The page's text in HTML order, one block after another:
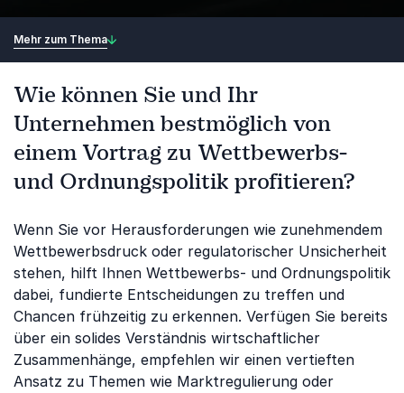
Mehr zum Thema
Wie können Sie und Ihr
Unternehmen bestmöglich von
einem Vortrag zu Wettbewerbs-
und Ordnungspolitik profitieren?
Wenn Sie vor Herausforderungen wie zunehmendem
Wettbewerbsdruck oder regulatorischer Unsicherheit
stehen, hilft Ihnen Wettbewerbs- und Ordnungspolitik
dabei, fundierte Entscheidungen zu treffen und
Chancen frühzeitig zu erkennen. Verfügen Sie bereits
über ein solides Verständnis wirtschaftlicher
Zusammenhänge, empfehlen wir einen vertieften
Ansatz zu Themen wie Marktregulierung oder